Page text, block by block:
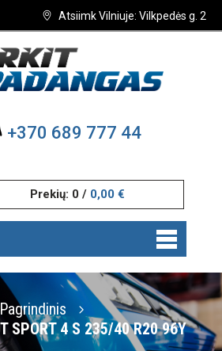
Atsiimk Vilniuje: Vilkpedės g. 2
+370 689 777 44
Prekių: 0 / 0,00 €
Pagrindinis
SPORT 4 S 235/40 R20 96Y